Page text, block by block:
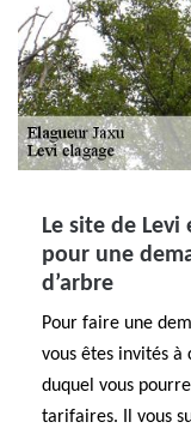
Le site de
pour une
d’arbre
Pour faire une
vous êtes invités
duquel vous
tarifaires. Il vous